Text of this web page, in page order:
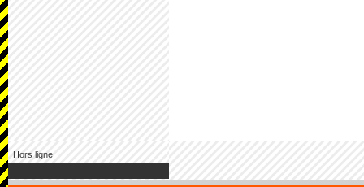
Hors ligne